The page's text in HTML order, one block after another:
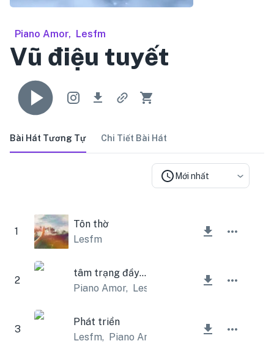
Piano Amor, Lesfm
Vũ điệu tuyết
Bài Hát Tương Tự Chi Tiết Bài Hát
Mới nhất
1
Tôn thờ
Lesfm
2
tâm trạng đầy cảm hứng
Piano Amor, Lesfm
3
Phát triển
Lesfm, Piano Amor